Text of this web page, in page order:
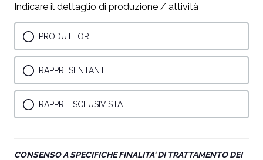
Indicare il dettaglio di produzione / attività
PRODUTTORE
RAPPRESENTANTE
RAPPR. ESCLUSIVISTA
CONSENSO A SPECIFICHE FINALITA' DI TRATTAMENTO DEI